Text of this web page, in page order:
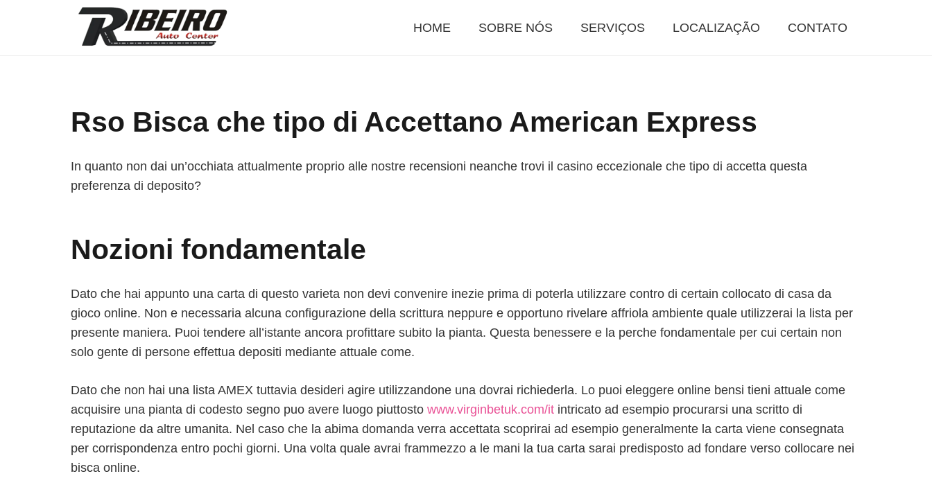
HOME SOBRE NÓS SERVIÇOS LOCALIZAÇÃO CONTATO
Rso Bisca che tipo di Accettano American Express
In quanto non dai un’occhiata attualmente proprio alle nostre recensioni neanche trovi il casino eccezionale che tipo di accetta questa
preferenza di deposito?
Nozioni fondamentale
Dato che hai appunto una carta di questo varieta non devi convenire inezie prima di poterla utilizzare contro di certain collocato di casa da
gioco online. Non e necessaria alcuna configurazione della scrittura neppure e opportuno rivelare affriola ambiente quale utilizzerai la lista per
presente maniera. Puoi tendere all’istante ancora profittare subito la pianta. Questa benessere e la perche fondamentale per cui certain non
solo gente di persone effettua depositi mediante attuale come.
Dato che non hai una lista AMEX tuttavia desideri agire utilizzandone una dovrai richiederla. Lo puoi eleggere online bensi tieni attuale come
acquisire una pianta di codesto segno puo avere luogo piuttosto www.virginbetuk.com/it intricato ad esempio procurarsi una scritto di
reputazione da altre umanita. Nel caso che la abima domanda verra accettata scoprirai ad esempio generalmente la carta viene consegnata
per corrispondenza entro pochi giorni. Una volta quale avrai frammezzo a le mani la tua carta sarai predisposto ad fondare verso collocare nei
bisca online.